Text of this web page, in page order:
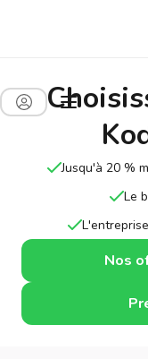
Jusqu'à 20 %
Le
Nos